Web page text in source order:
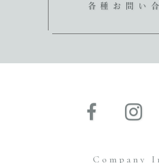
各種お問い
Company